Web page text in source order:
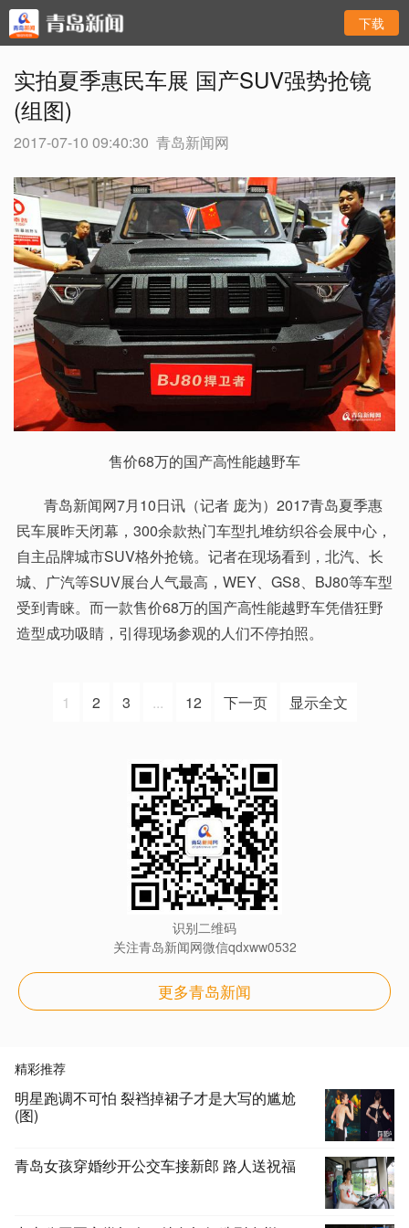
下载
实拍夏季惠民车展 国产SUV强势抢镜
(组图)
2017-07-10 09:40:30 青岛新闻网
售价68万的国产高性能越野车
青岛新闻网7月10日讯（记者 庞为）2017青岛夏季惠
民车展昨天闭幕，300余款热门车型扎堆纺织谷会展中心，
自主品牌城市SUV格外抢镜。记者在现场看到，北汽、长
城、广汽等SUV展台人气最高，WEY、GS8、BJ80等车型
受到青睐。而一款售价68万的国产高性能越野车凭借狂野
造型成功吸睛，引得现场参观的人们不停拍照。
1 2 3 ... 12 下一页 显示全文
识别二维码
关注青岛新闻网微信qdxww0532
更多青岛新闻
精彩推荐
明星跑调不可怕 裂裆掉裙子才是大写的尴尬
(图)
青岛女孩穿婚纱开公交车接新郎 路人送祝福